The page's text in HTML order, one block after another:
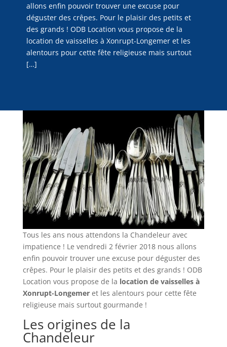
allons enfin pouvoir trouver une excuse pour
déguster des crêpes. Pour le plaisir des petits et
des grands ! ODB Location vous propose de la
location de vaisselles à Xonrupt-Longemer et les
alentours pour cette fête religieuse mais surtout
[…]
Tous les ans nous attendons la Chandeleur avec
impatience ! Le vendredi 2 février 2018 nous allons
enfin pouvoir trouver une excuse pour déguster des
crêpes. Pour le plaisir des petits et des grands ! ODB
Location vous propose de la location de vaisselles à
Xonrupt-Longemeret les alentours pour cette fête
religieuse mais surtout gourmande !
Les origines de la
Chandeleur